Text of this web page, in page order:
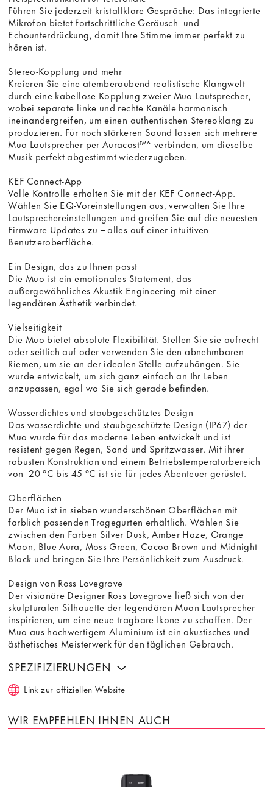
Führen Sie jederzeit kristallklare Gespräche: Das integrierte
Mikrofon bietet fortschrittliche Geräusch- und
Echounterdrückung, damit Ihre Stimme immer perfekt zu
hören ist.
Stereo-Kopplung und mehr
Kreieren Sie eine atemberaubend realistische Klangwelt
durch eine kabellose Kopplung zweier Muo-Lautsprecher,
wobei separate linke und rechte Kanäle harmonisch
ineinandergreifen, um einen authentischen Stereoklang zu
produzieren. Für noch stärkeren Sound lassen sich mehrere
Muo-Lautsprecher per Auracast™^ verbinden, um dieselbe
Musik perfekt abgestimmt wiederzugeben.
KEF Connect-App
Volle Kontrolle erhalten Sie mit der KEF Connect-App.
Wählen Sie EQ-Voreinstellungen aus, verwalten Sie Ihre
Lautsprechereinstellungen und greifen Sie auf die neuesten
Firmware-Updates zu – alles auf einer intuitiven
Benutzeroberfläche.
Ein Design, das zu Ihnen passt
Die Muo ist ein emotionales Statement, das
außergewöhnliches Akustik-Engineering mit einer
legendären Ästhetik verbindet.
Vielseitigkeit
Die Muo bietet absolute Flexibilität. Stellen Sie sie aufrecht
oder seitlich auf oder verwenden Sie den abnehmbaren
Riemen, um sie an der idealen Stelle aufzuhängen. Sie
wurde entwickelt, um sich ganz einfach an Ihr Leben
anzupassen, egal wo Sie sich gerade befinden.
Wasserdichtes und staubgeschütztes Design
Das wasserdichte und staubgeschützte Design (IP67) der
Muo wurde für das moderne Leben entwickelt und ist
resistent gegen Regen, Sand und Spritzwasser. Mit ihrer
robusten Konstruktion und einem Betriebstemperaturbereich
von -20 °C bis 45 °C ist sie für jedes Abenteuer gerüstet.
Oberflächen
Der Muo ist in sieben wunderschönen Oberflächen mit
farblich passenden Tragegurten erhältlich. Wählen Sie
zwischen den Farben Silver Dusk, Amber Haze, Orange
Moon, Blue Aura, Moss Green, Cocoa Brown und Midnight
Black und bringen Sie Ihre Persönlichkeit zum Ausdruck.
Design von Ross Lovegrove
Der visionäre Designer Ross Lovegrove ließ sich von der
skulpturalen Silhouette der legendären Muon-Lautsprecher
inspirieren, um eine neue tragbare Ikone zu schaffen. Der
Muo aus hochwertigem Aluminium ist ein akustisches und
ästhetisches Meisterwerk für den täglichen Gebrauch.
SPEZIFIZIERUNGEN
Link zur offiziellen Website
WIR EMPFEHLEN IHNEN AUCH